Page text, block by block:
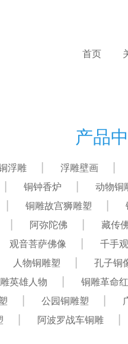
首页
产品
浮雕 浮雕壁画
铜钟香炉 动物铜
铜雕故宫狮雕塑
阿弥陀佛 藏传
观音菩萨佛像 千手
人物铜雕塑 孔子铜
英雄人物 铜雕革命
公园铜雕塑
阿波罗战车铜雕